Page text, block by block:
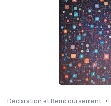
Déclaration et Remboursement •